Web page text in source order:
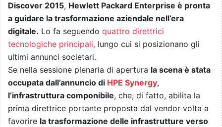
Discover 2015, Hewlett Packard Enterprise è pronta
a guidare la trasformazione aziendale nell’era
digitale. Lo fa seguendo quattro direttrici
tecnologiche principali, lungo cui si posizionano gli
ultimi annunci societari.
Se nella sessione plenaria di apertura la scena è stata
occupata dall’annuncio di HPE Synergy,
l’infrastruttura componibile, che, di fatto, abilita la
prima direttrice portante proposta dal vendor volta a
favorire la trasformazione delle infrastrutture verso